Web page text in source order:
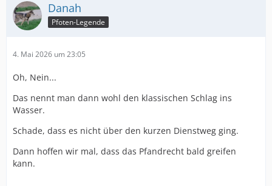
Danah
Pfoten-Legende
4. Mai 2026 um 23:05
Oh, Nein...
Das nennt man dann wohl den klassischen Schlag ins
Wasser.
Schade, dass es nicht über den kurzen Dienstweg ging.
Dann hoffen wir mal, dass das Pfandrecht bald greifen
kann.